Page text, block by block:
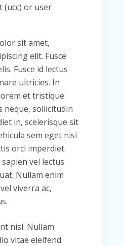
(ucc) or user
sit amet,
elit. Fusce
Fusce id lectus
ultricies. In
et tristique.
neque, sollicitudin
in, scelerisque sit
sem eget nisi
orci imperdiet.
vel lectus
Nullam enim
viverra ac,
nisl. Nullam
vitae eleifend.